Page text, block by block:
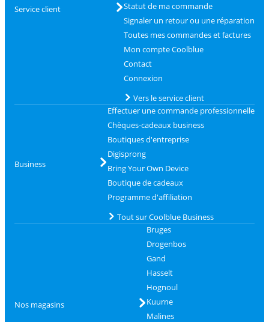
Service client
Statut de ma commande
Signaler un retour ou une réparation
Toutes mes commandes et factures
Mon compte Coolblue
Contact
Connexion
Vers le service client
Business
Effectuer une commande professionnelle
Chèques-cadeaux business
Boutiques d'entreprise
Digisprong
Bring Your Own Device
Boutique de cadeaux
Programme d'affiliation
Tout sur Coolblue Business
Nos magasins
Bruges
Drogenbos
Gand
Hasselt
Hognoul
Kuurne
Malines